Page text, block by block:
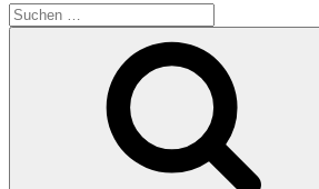
Suchen
nach: